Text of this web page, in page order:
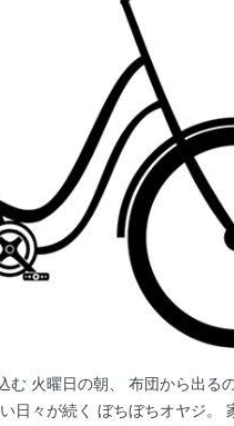
む 火曜日の朝、 布団から出る
日々が続く ぼちぼちオヤジ。